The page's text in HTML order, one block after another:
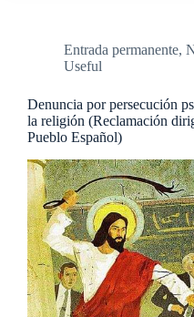
Entrada permanente,
Useful
Denuncia por persecución
la religión (Reclamación
Pueblo Español)